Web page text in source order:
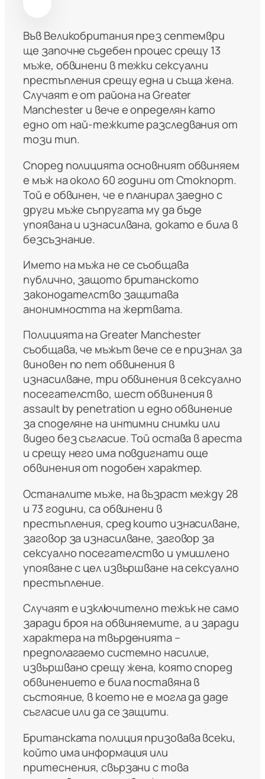
Във Великобритания през септември
ще започне съдебен процес срещу 13
мъже, обвинени в тежки сексуални
престъпления срещу една и съща жена.
Случаят е от района на Greater
Manchester и вече е определян като
едно от най-тежките разследвания от
този тип.
Според полицията основният обвиняем
е мъж на около 60 години от Стокпорт.
Той е обвинен, че е планирал заедно с
други мъже съпругата му да бъде
упоявана и изнасилвана, докато е била в
безсъзнание.
Името на мъжа не се съобщава
публично, защото британското
законодателство защитава
анонимността на жертвата.
Полицията на Greater Manchester
съобщава, че мъжът вече се е признал за
виновен по пет обвинения в
изнасилване, три обвинения в сексуално
посегателство, шест обвинения в
assault by penetration и едно обвинение
за споделяне на интимни снимки или
видео без съгласие. Той остава в ареста
и срещу него има повдигнати още
обвинения от подобен характер.
Останалите мъже, на възраст между 28
и 73 години, са обвинени в
престъпления, сред които изнасилване,
заговор за изнасилване, заговор за
сексуално посегателство и умишлено
упояване с цел извършване на сексуално
престъпление.
Случаят е изключително тежък не само
заради броя на обвиняемите, а и заради
характера на твърденията –
предполагаемо системно насилие,
извършвано срещу жена, която според
обвинението е била поставяна в
състояние, в което не е могла да даде
съгласие или да се защити.
Британската полиция призовава всеки,
който има информация или
притеснения, свързани с това